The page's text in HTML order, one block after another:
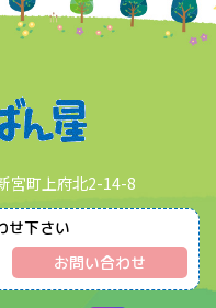
宮町上府北2-14-8
せ下さい
お問い合わせ